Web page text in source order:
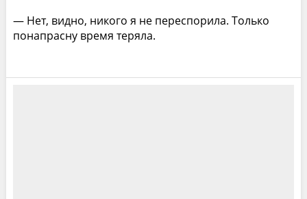
— Нет, видно, никого я не переспорила. Только
понапрасну время теряла.